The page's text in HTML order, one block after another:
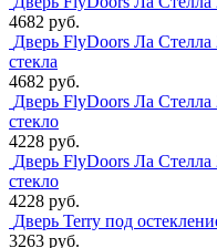
4682 руб.
Дверь FlyDoors Ла Стелла
стекла
4682 руб.
Дверь FlyDoors Ла
стекло
4228 руб.
Дверь FlyDoors Ла Стелла
стекло
4228 руб.
Дверь Terry под
3263 руб.